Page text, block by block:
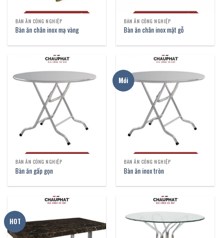
BÀN ĂN CÔNG NGHIỆP
Bàn ăn chân inox mạ vàng
BÀN ĂN CÔNG NGHIỆP
Bàn ăn chân inox mặt gỗ
BÀN ĂN CÔNG NGHIỆP
Bàn ăn gấp gọn
Mới
BÀN ĂN CÔNG NGHIỆP
Bàn ăn inox tròn
HOT